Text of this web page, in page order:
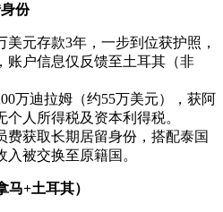
份
美元存款3年，一步到位获护照，
账户信息仅反馈至土耳其（非
万迪拉姆（约55万美元），获阿
人所得税及资本利得税。
费获取长期居留身份，搭配泰国
被交换至原籍国。
+土耳其）